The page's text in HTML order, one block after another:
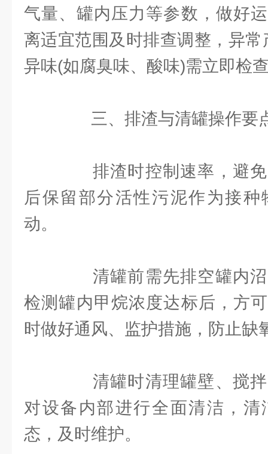
气量、罐内压力等参数，做好
离适宜范围及时排查调整，异
异味(如腐臭味、酸味)需立即检
三、排渣与清罐操作要
排渣时控制速率，避免
后保留部分活性污泥作为接
动。
清罐前需先排空罐内沼
检测罐内甲烷浓度达标后，方
时做好通风、监护措施，防止缺
清罐时清理罐壁、搅拌
对设备内部进行全面清洁，
态，及时维护。